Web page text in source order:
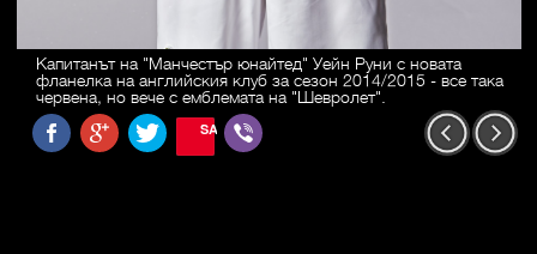
Капитанът на "Манчестър юнайтед" Уейн Руни с новата
фланелка на английския клуб за сезон 2014/2015 - все така
червена, но вече с емблемата на "Шевролет".
SAVE